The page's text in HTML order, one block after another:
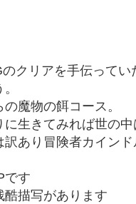
クリアを手伝って
魔物の餌コース。
生きてみれば世の
あり冒険者カインド
です
描写があります